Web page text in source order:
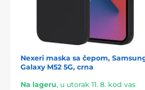
Nexeri maska sa čepom,
Galaxy M52 5G, crna
Na lageru, u utorak 11. 8. kod vas